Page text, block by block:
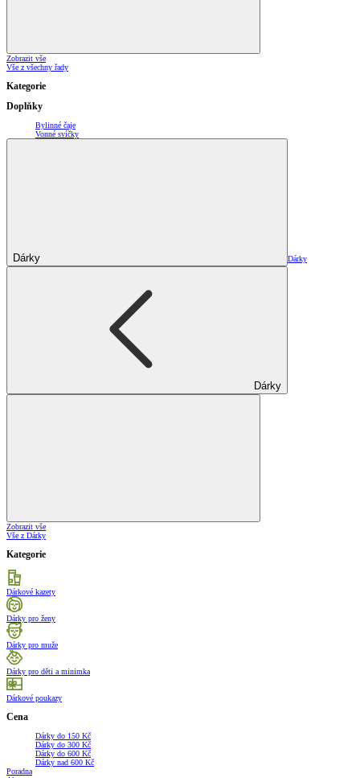
Zobrazit vše
Vše z všechny řady
Kategorie
Doplňky
Bylinné čaje
Vonné svíčky
Dárky Dárky
Dárky
Zobrazit vše
Vše z Dárky
Kategorie
Dárkové kazety
Dárky pro ženy
Dárky pro muže
Dárky pro děti a minimka
Dárkové poukazy
Cena
Dárky do 150 Kč
Dárky do 300 Kč
Dárky do 600 Kč
Dárky nad 600 Kč
Poradna